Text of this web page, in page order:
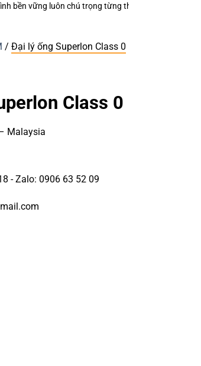
điện nhỏ? Keo Dán Bảo Ôn Superlon – Vì Sao Một
/ Đại lý ống Superlon Class 0
Class 0
Malaysia
- Zalo: 0906 63 52 09